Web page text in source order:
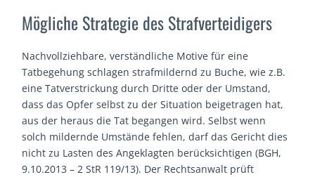
Mögliche Strategie des Strafverteidigers
Nachvollziehbare, verständliche Motive für eine
Tatbegehung schlagen strafmildernd zu Buche, wie z.B.
eine Tatverstrickung durch Dritte oder der Umstand,
dass das Opfer selbst zu der Situation beigetragen hat,
aus der heraus die Tat begangen wird. Selbst wenn
solch mildernde Umstände fehlen, darf das Gericht dies
nicht zu Lasten des Angeklagten berücksichtigen (BGH,
9.10.2013 – 2 StR 119/13). Der Rechtsanwalt prüft